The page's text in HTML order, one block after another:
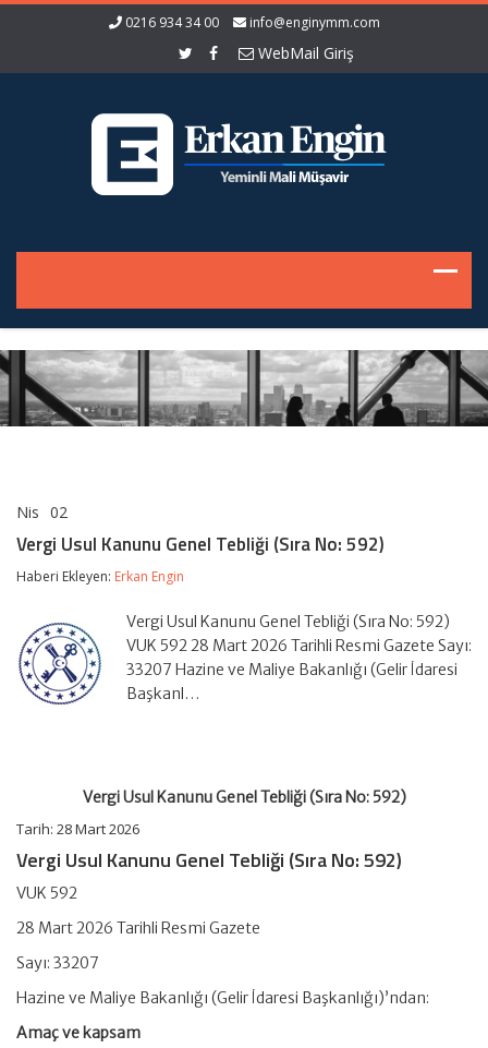
0216 934 34 00 info@enginymm.com
WebMail Giriş
Nis 02
Kanunu
Genel
Tebliği
592)
için
Vergi Usul Kanunu Genel Tebliği (Sıra No: 592)
Haberi Ekleyen: Erkan Engin
Vergi Usul Kanunu Genel Tebliği (Sıra No: 592)
VUK 592 28 Mart 2026 Tarihli Resmi Gazete Sayı:
33207 Hazine ve Maliye Bakanlığı (Gelir İdaresi
Başkanl…
Vergi Usul Kanunu Genel Tebliği (Sıra No: 592)
Tarih: 28 Mart 2026
Vergi Usul Kanunu Genel Tebliği (Sıra No: 592)
VUK 592
28 Mart 2026 Tarihli Resmi Gazete
Sayı: 33207
Hazine ve Maliye Bakanlığı (Gelir İdaresi Başkanlığı)’ndan:
Amaç ve kapsam